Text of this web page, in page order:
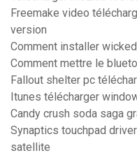
Freemake video
version
Comment installer
Comment mettre le
Fallout shelter pc
Itunes télécharger
Candy crush soda saga
Synaptics touchpad
satellite